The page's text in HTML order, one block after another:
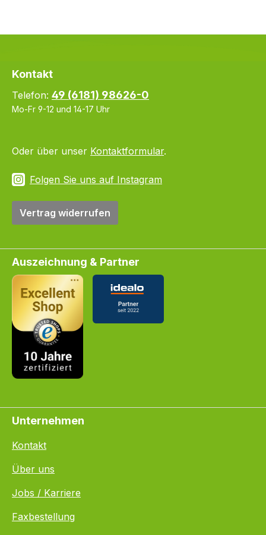
Kontakt
Telefon: 49 (6181) 98626-0
Mo-Fr 9-12 und 14-17 Uhr
Oder über unser Kontaktformular.
Folgen Sie uns auf Instagram
Vertrag widerrufen
Auszeichnung & Partner
Unternehmen
Kontakt
Über uns
Jobs / Karriere
Faxbestellung